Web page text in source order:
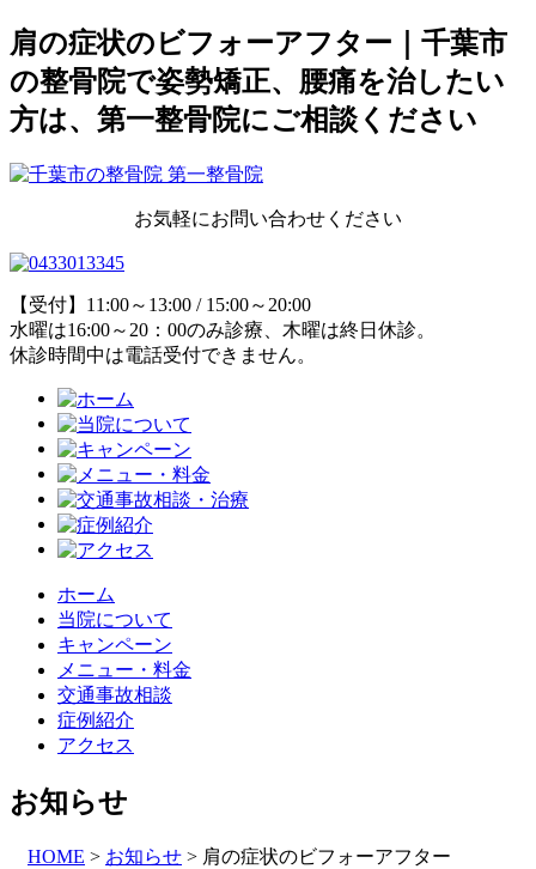
肩の症状のビフォーアフター｜千葉市
の整骨院で姿勢矯正、腰痛を治したい
方は、第一整骨院にご相談ください
お気軽にお問い合わせください
【受付】11:00～13:00 / 15:00～20:00
水曜は16:00～20：00のみ診療、木曜は終日休診。
休診時間中は電話受付できません。
ホーム
当院について
キャンペーン
メニュー・料金
交通事故相談
症例紹介
アクセス
お知らせ
HOME > お知らせ > 肩の症状のビフォーアフター